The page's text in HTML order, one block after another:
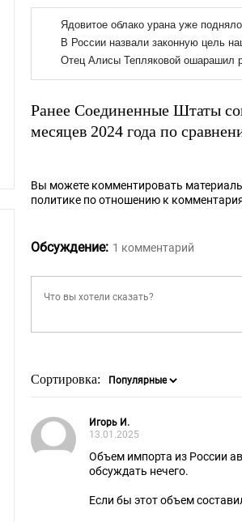
Ранее Соединенные Штаты
месяцев 2024 года по
Вы можете комментировать
политике по отношению к
Обсуждение: 1 комментарий
Сортировка:
Игорь И.
13.01.2025
Объем импорта из России
обсуждать нечего.
Если бы этот объем